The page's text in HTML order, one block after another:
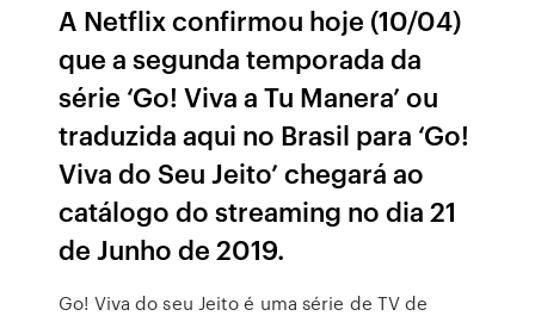
A Netflix confirmou hoje (10/04)
que a segunda temporada da
série ‘Go! Viva a Tu Manera’ ou
traduzida aqui no Brasil para ‘Go!
Viva do Seu Jeito’ chegará ao
catálogo do streaming no dia 21
de Junho de 2019.
Go! Viva do seu Jeito é uma série de TV de